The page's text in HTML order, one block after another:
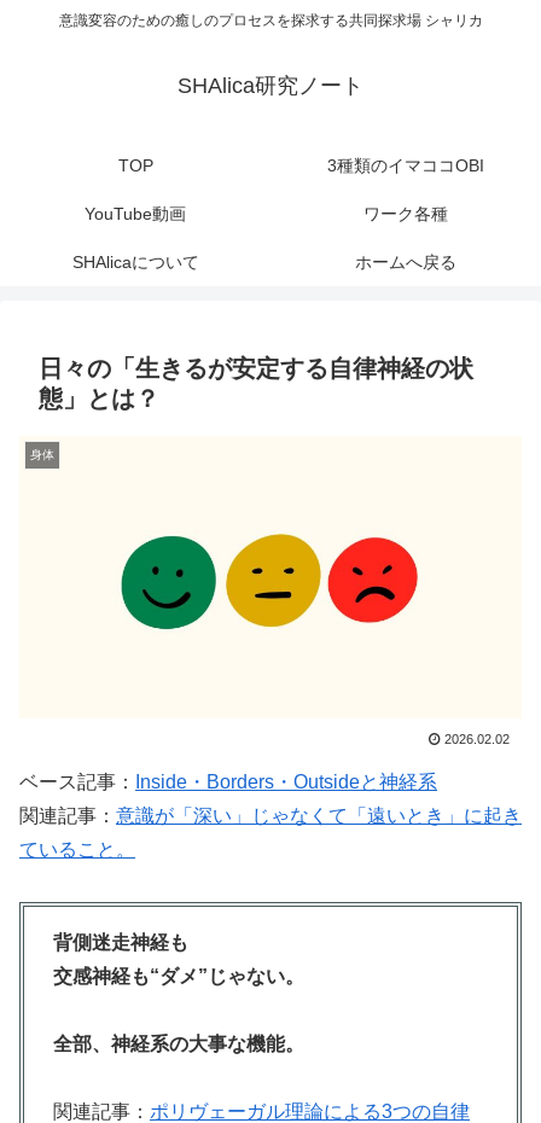
意識変容のための癒しのプロセスを探求する共同探求場 シャリカ
SHAlica研究ノート
TOP 3種類のイマココOBI
YouTube動画 ワーク各種
SHAlicaについて ホームへ戻る
日々の「生きるが安定する自律神経の状
態」とは？
身体
2026.02.02
ベース記事：
Inside・Borders・Outsideと神経系
関連記事： 意識が「深い」じゃなくて「遠いとき」に起き
ていること。
背側迷走神経も
交感神経も“ダメ”じゃない。
全部、神経系の大事な機能。
関連記事： ポリヴェーガル理論による3つの自律